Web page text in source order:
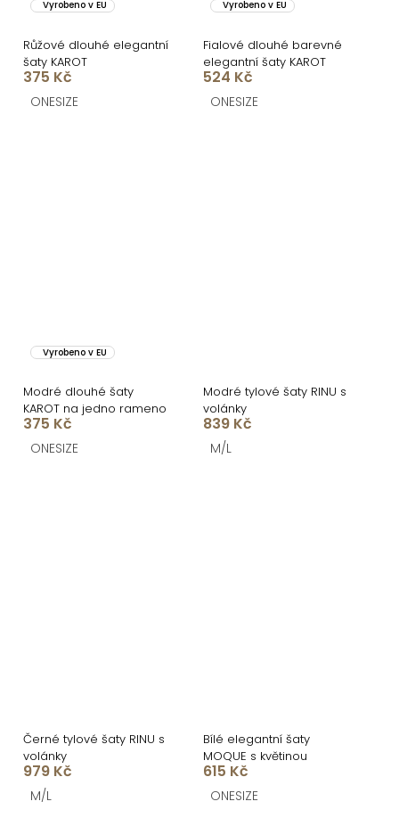
Vyrobeno v EU
Růžové dlouhé elegantní
šaty KAROT
375 Kč
ONESIZE
Vyrobeno v EU
Fialové dlouhé barevné
elegantní šaty KAROT
524 Kč
ONESIZE
Vyrobeno v EU
Modré dlouhé šaty
KAROT na jedno rameno
375 Kč
ONESIZE
Modré tylové šaty RINU s
volánky
839 Kč
M/L
Černé tylové šaty RINU s
volánky
979 Kč
M/L
Bílé elegantní šaty
MOQUE s květinou
615 Kč
ONESIZE